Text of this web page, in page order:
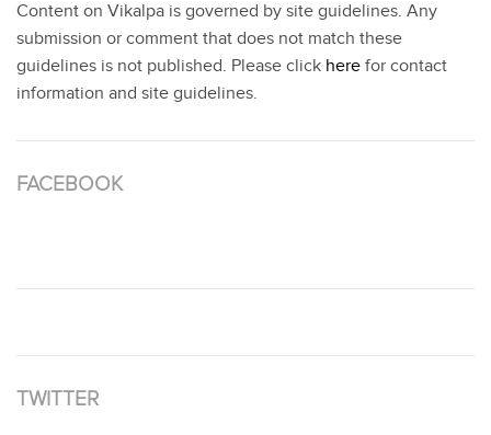
Content on Vikalpa is governed by site guidelines. Any
submission or comment that does not match these
guidelines is not published. Please click here for contact
information and site guidelines.
FACEBOOK
TWITTER